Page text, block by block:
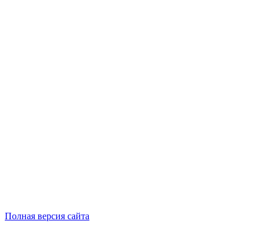
Полная версия сайта